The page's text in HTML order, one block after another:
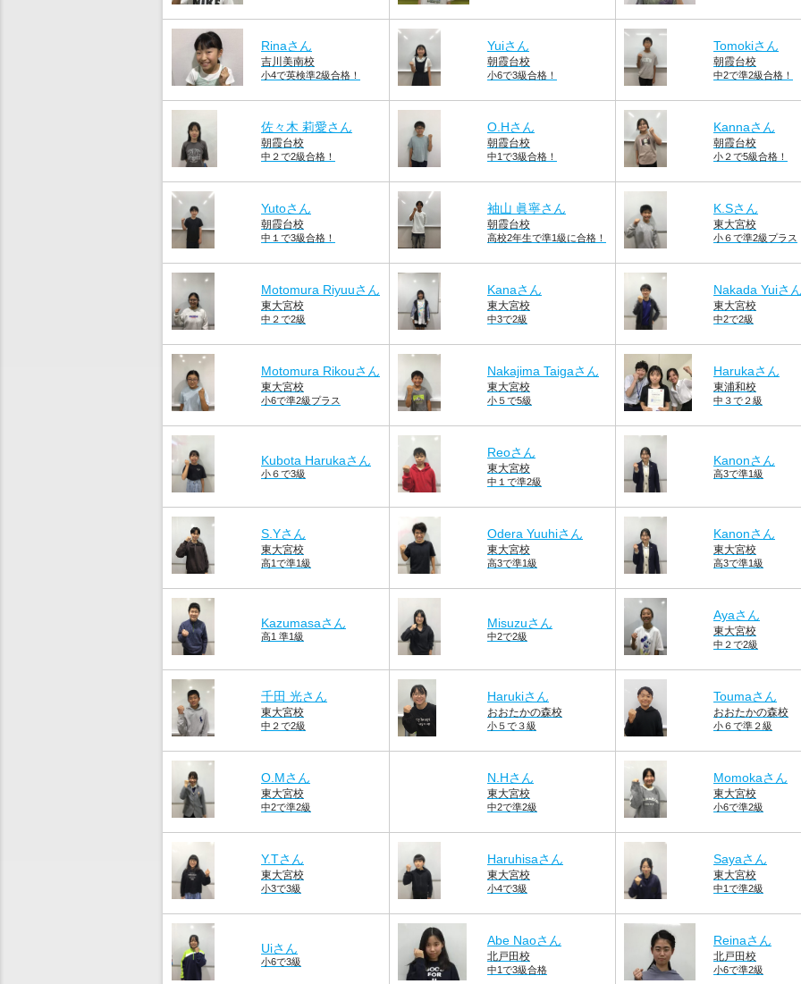
Rinaさん
吉川美南校
小4で英検準2級合格！
Yuiさん
朝霞台校
小6で3級合格！
Tomokiさん
朝霞台校
中2で準2級合格！
佐々木 莉愛さん
朝霞台校
中２で2級合格！
O.Hさん
朝霞台校
中1で3級合格！
Kannaさん
朝霞台校
小２で5級合格！
Yutoさん
朝霞台校
中１で3級合格！
袖山 眞寧さん
朝霞台校
高校2年生で準1級に合格！
K.Sさん
東大宮校
小６で準2級プラス
Motomura Riyuuさん
東大宮校
中２で2級
Kanaさん
東大宮校
中3で2級
Nakada Yuiさ
東大宮校
中2で2級
Motomura Rikouさん
東大宮校
小6で準2級プラス
Nakajima Taigaさん
東大宮校
小５で5級
Harukaさん
東浦和校
中３で２級
Kubota Harukaさん
小６で3級
Reoさん
東大宮校
中１で準2級
Kanonさん
高3で準1級
S.Yさん
東大宮校
高1で準1級
Odera Yuuhiさん
東大宮校
高3で準1級
Kanonさん
東大宮校
高3で準1級
Kazumasaさん
高1 準1級
Misuzuさん
中2で2級
Ayaさん
東大宮校
中２で2級
千田 光さん
東大宮校
中２で2級
Harukiさん
おおたかの森校
小５で３級
Toumaさん
おおたかの森校
小６で準２級
O.Mさん
東大宮校
中2で準2級
N.Hさん
東大宮校
中2で準2級
Momokaさん
東大宮校
小6で準2級
Y.Tさん
東大宮校
小3で3級
Haruhisaさん
東大宮校
小4で3級
Sayaさん
東大宮校
中1で準2級
Uiさん
小6で3級
Abe Naoさん
北戸田校
中1で3級合格
Reinaさん
北戸田校
小6で準2級